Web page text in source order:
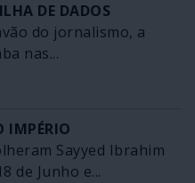
DE DADOS
do jornalismo, a
nas...
IMPÉRIO
Sayyed Ibrahim
de Junho e...